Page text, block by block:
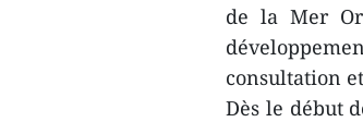
de la Mer
consultation
Dès le début